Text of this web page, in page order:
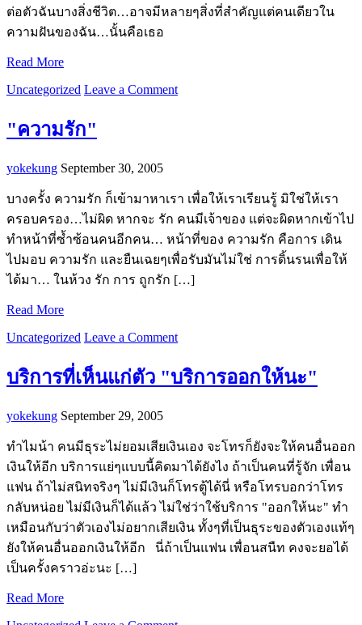
ต่อตัวฉันบางสิ่งชีวิต…อาจมีหลายๆสิ่งที่สำคัญแต่คนเดียวใน
ความฝันของฉัน…นั้นคือเธอ
Read More
Uncategorized Leave a Comment
"ความรัก"
yokekung September 30, 2005
บางครั้ง ความรัก ก็เข้ามาหาเรา เพื่อให้เราเรียนรู้ มิใช่ให้เรา
ครอบครอง…ไม่ผิด หากจะ รัก คนมีเจ้าของ แต่จะผิดหากเข้าไป
ทำหน้าที่ซ้ำซ้อนคนอีกคน… หน้าที่ของ ความรัก คือการ เดิน
ไปมอบ ความรัก และยืนเฉยๆเพื่อรับมันไม่ใช่ การดิ้นรนเพื่อให้
ได้มา… ในห้วง รัก การ ถูกรัก […]
Read More
Uncategorized Leave a Comment
บริการที่เห็นแก่ตัว "บริการออกให้นะ"
yokekung September 29, 2005
ทำไมน้า คนมีธุระไม่ยอมเสียเงินเอง จะโทรก็ยังจะให้คนอื่นออก
เงินให้อีก บริการแย่ๆแบบนี้คิดมาได้ยังไง ถ้าเป็นคนที่รู้จัก เพื่อน
แฟน ถ้าไม่สนิทจริงๆ ไม่มีเงินก็โทรตู้ได้นี่ หรือโทรบอกว่าโทร
กลับหน่อย ไม่มีเงินก็ได้แล้ว ไม่ใช่ว่าใช้บริการ "ออกให้นะ" ทำ
เหมือนกับว่าตัวเองไม่อยากเสียเงิน ทั้งๆที่เป็นธุระของตัวเองแท้ๆ
ยังให้คนอื่นออกเงินให้อีก นี่ถ้าเป็นแฟน เพื่อนสนืท คงจะยอได้
เป็นครั้งคราวอ่ะนะ […]
Read More